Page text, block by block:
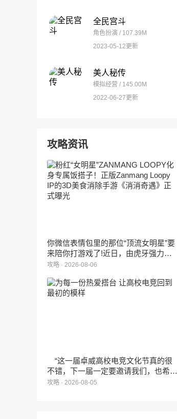
全民宫斗
角色扮演 / 107.39M
2023-05-12更新
美人秘传
模拟经营 / 145.00M
2022-06-27更新
攻略资讯
你微信表情包里的那位“顶流女明星”要
来陪你打游戏了!近日，由虎牙强力发
行、正版Zanmang Loopy(赞萌露比)IP
遇》正式曝光。这款产品巧妙融合了
3D立体消除、模拟经营与丰富的互动
攻略 · 2026-08-06
“这一届卓威高校电竞文化节真的很
不错，下一届一定要邀请我们，也希望
能给更多同学一个来到现场的机会。”
攻略 · 2026-08-05